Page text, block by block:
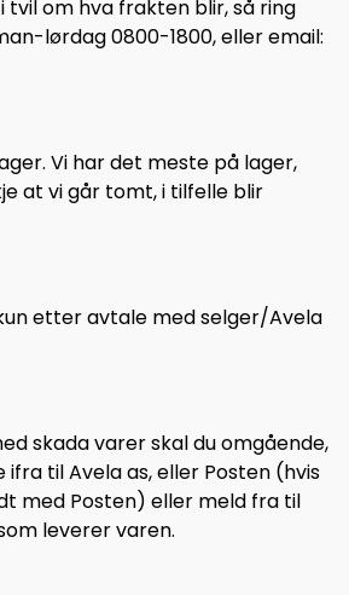
tvil om hva frakten blir, så ring
lørdag 0800-1800, eller email:
Vi har det meste på lager,
at vi går tomt, i tilfelle blir
etter avtale med selger/Avela
skada varer skal du omgående,
til Avela as, eller Posten (hvis
med Posten) eller meld fra til
leverer varen.